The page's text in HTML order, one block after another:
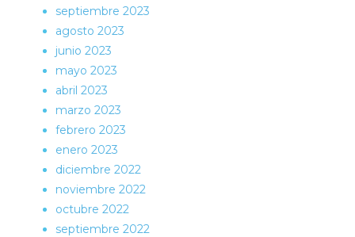
septiembre 2023
agosto 2023
junio 2023
mayo 2023
abril 2023
marzo 2023
febrero 2023
enero 2023
diciembre 2022
noviembre 2022
octubre 2022
septiembre 2022